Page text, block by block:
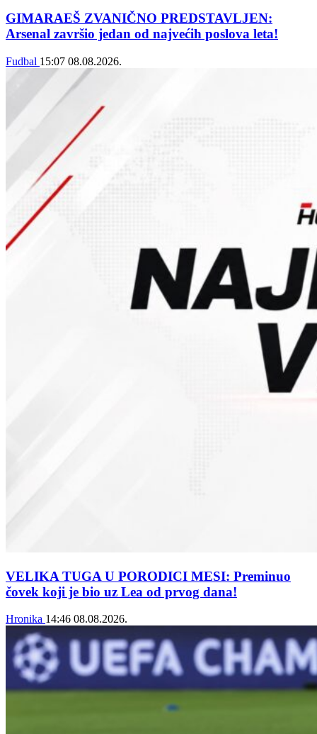
GIMARAEŠ ZVANIČNO PREDSTAVLJEN:
Arsenal završio jedan od najvećih poslova leta!
Fudbal 15:07 08.08.2026.
VELIKA TUGA U PORODICI MESI: Preminuo
čovek koji je bio uz Lea od prvog dana!
Hronika 14:46 08.08.2026.